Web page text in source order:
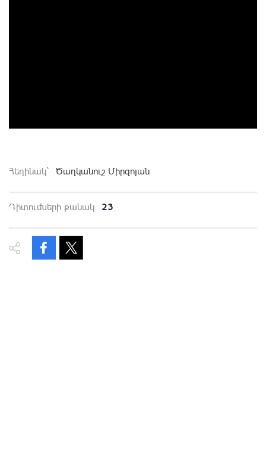
Հեղինակ` Ծաղկանուշ Միրզոյան
Դիտումների քանակ 23